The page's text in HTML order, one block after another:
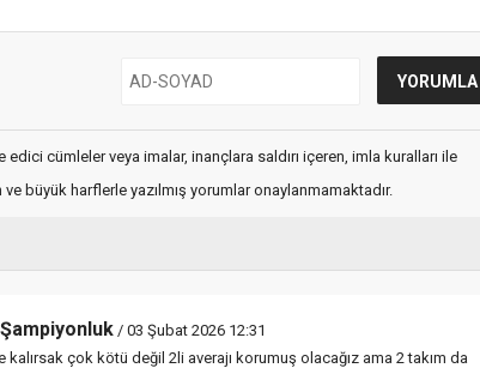
edici cümleler veya imalar, inançlara saldırı içeren, imla kuralları ile
büyük harflerle yazılmış yorumlar onaylanmamaktadır.
/ 03 Şubat 2026 12:31
kalırsak çok kötü değil 2li averajı korumuş olacağız ama 2 takım da